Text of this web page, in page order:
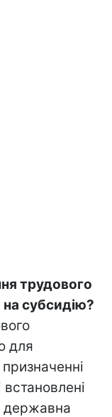
трудового
субсидію?
для
державна